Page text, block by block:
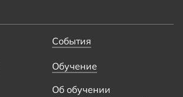
События
Обучение
Об обучении